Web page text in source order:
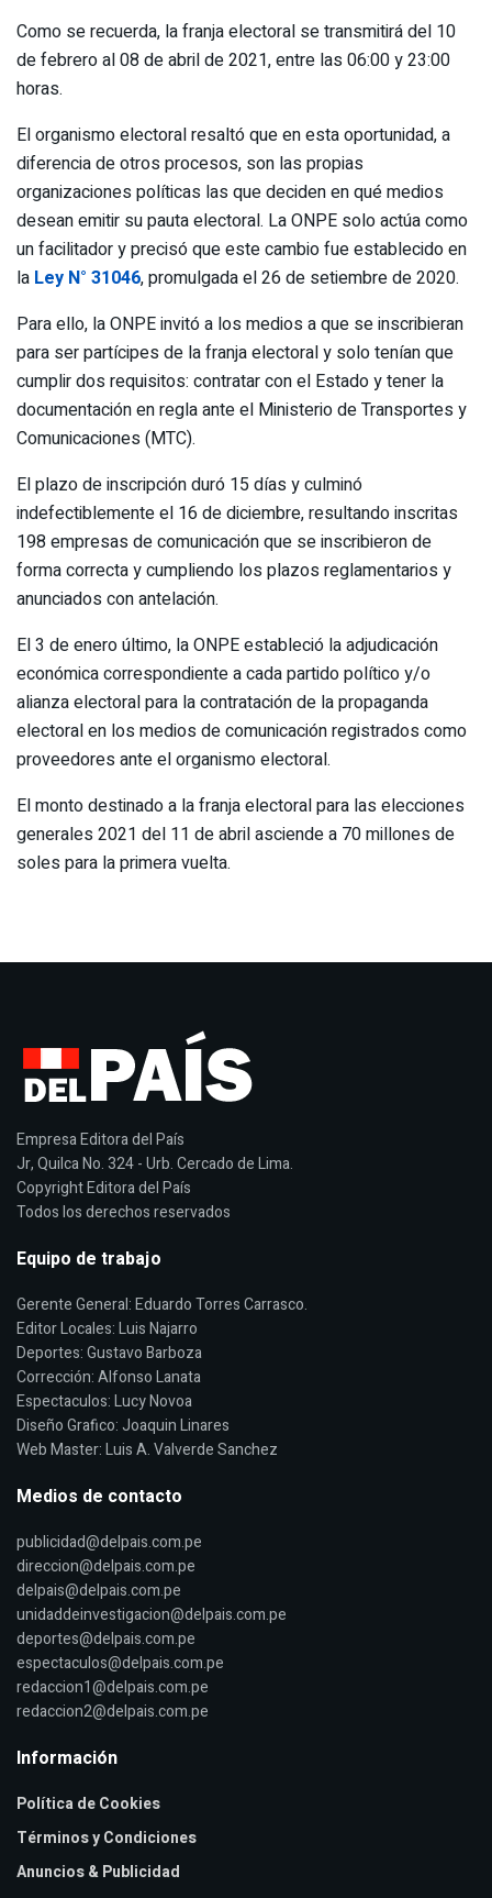
Como se recuerda, la franja electoral se transmitirá del 10
de febrero al 08 de abril de 2021, entre las 06:00 y 23:00
horas.
El organismo electoral resaltó que en esta oportunidad, a
diferencia de otros procesos, son las propias
organizaciones políticas las que deciden en qué medios
desean emitir su pauta electoral. La ONPE solo actúa como
un facilitador y precisó que este cambio fue establecido en
la Ley N° 31046, promulgada el 26 de setiembre de 2020.
Para ello, la ONPE invitó a los medios a que se inscribieran
para ser partícipes de la franja electoral y solo tenían que
cumplir dos requisitos: contratar con el Estado y tener la
documentación en regla ante el Ministerio de Transportes y
Comunicaciones (MTC).
El plazo de inscripción duró 15 días y culminó
indefectiblemente el 16 de diciembre, resultando inscritas
198 empresas de comunicación que se inscribieron de
forma correcta y cumpliendo los plazos reglamentarios y
anunciados con antelación.
El 3 de enero último, la ONPE estableció la adjudicación
económica correspondiente a cada partido político y/o
alianza electoral para la contratación de la propaganda
electoral en los medios de comunicación registrados como
proveedores ante el organismo electoral.
El monto destinado a la franja electoral para las elecciones
generales 2021 del 11 de abril asciende a 70 millones de
soles para la primera vuelta.
Empresa Editora del País
Jr, Quilca No. 324 - Urb. Cercado de Lima.
Copyright Editora del País
Todos los derechos reservados
Equipo de trabajo
Gerente General: Eduardo Torres Carrasco.
Editor Locales: Luis Najarro
Deportes: Gustavo Barboza
Corrección: Alfonso Lanata
Espectaculos: Lucy Novoa
Diseño Grafico: Joaquin Linares
Web Master: Luis A. Valverde Sanchez
Medios de contacto
publicidad@delpais.com.pe
direccion@delpais.com.pe
delpais@delpais.com.pe
unidaddeinvestigacion@delpais.com.pe
deportes@delpais.com.pe
espectaculos@delpais.com.pe
redaccion1@delpais.com.pe
redaccion2@delpais.com.pe
Información
Política de Cookies
Términos y Condiciones
Anuncios & Publicidad